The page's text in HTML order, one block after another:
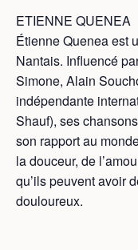
ETIENNE QUENEA
Étienne Quenea est
Nantais. Influencé
Simone, Alain
indépendante
Shauf), ses
son rapport au
la douceur, de
qu’ils peuvent avoir
douloureux.